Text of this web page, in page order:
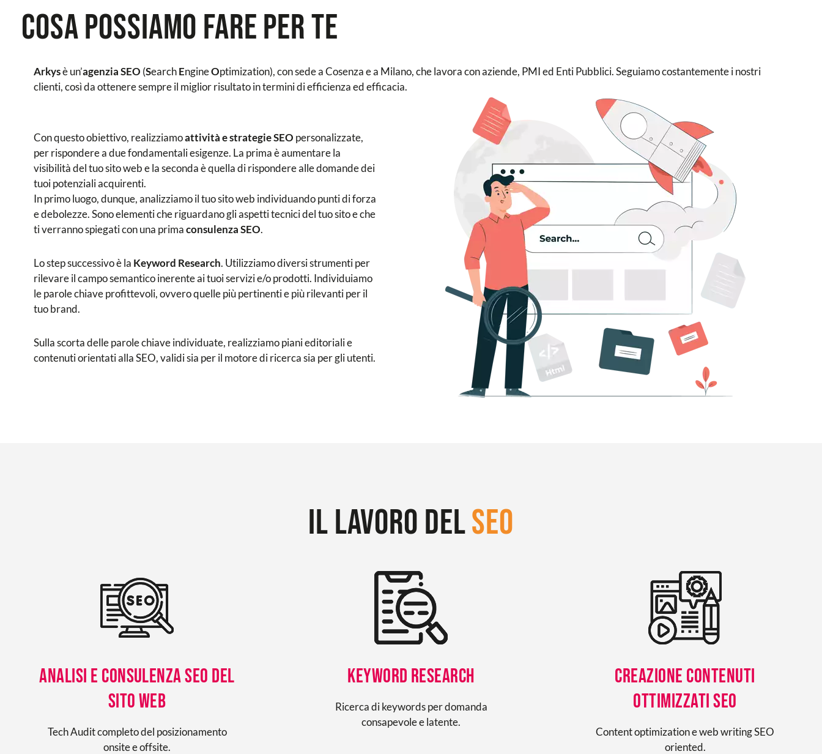
Cosa possiamo fare per te
Arkysè un’agenzia SEO (SearchEngineOptimization), con sede a Cosenza e a Milano, che lavora con aziende, PMI ed Enti Pubblici. Seguiamo costantemente i nostri
clienti, così da ottenere sempre il miglior risultato in termini di efficienza ed efficacia.
Con questo obiettivo, realizziamoattività e strategie SEO personalizzate,
per rispondere a due fondamentali esigenze. La prima è aumentare la
visibilità del tuo sito web e la seconda è quella di rispondere alle domande dei
tuoi potenziali acquirenti.
In primo luogo, dunque, analizziamo il tuo sito web individuando punti di forza
e debolezze. Sono elementi che riguardano gli aspetti tecnici del tuo sito e che
ti verranno spiegati con una primaconsulenza SEO.
Lo step successivo è la Keyword Research. Utilizziamo diversi strumenti per
rilevare il campo semantico inerente ai tuoi servizi e/o prodotti. Individuiamo
le parole chiave profittevoli, ovvero quelle più pertinenti e più rilevanti per il
tuo brand.
Sulla scorta delle parole chiave individuate, realizziamo piani editoriali e
contenuti orientati alla SEO, validi sia per il motore di ricerca sia per gli utenti.
Il lavoro delSEO
Analisi e consulenza seo del
sito web
Tech Audit completo del posizionamento
onsite e offsite.
Keyword Research
Ricerca di keywords per domanda
consapevole e latente.
Creazione contenuti
ottimizzati SEO
Content optimization e web writing SEO
oriented.